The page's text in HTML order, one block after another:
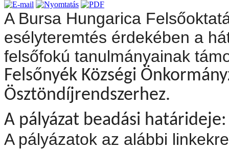
A Bursa Hungarica
esélyteremtés érdekében a
felsőfokú tanulmányainak
Felsőnyék Községi
Ösztöndíjrendszerhez.
A pályázat beadási
A pályázatok az alábbi